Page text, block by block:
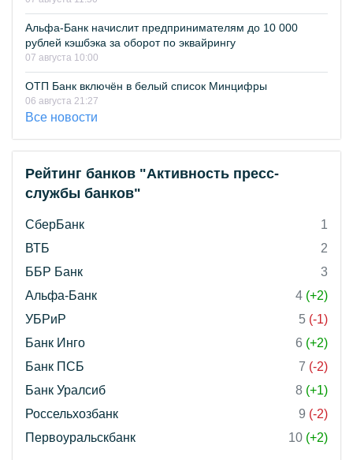
Альфа-Банк начислит предпринимателям до 10 000
рублей кэшбэка за оборот по эквайрингу
07 августа 10:00
ОТП Банк включён в белый список Минцифры
06 августа 21:27
Все новости
Рейтинг банков "Активность пресс-
службы банков"
СберБанк
1
ВТБ
2
ББР Банк
3
Альфа-Банк
4 (+2)
УБРиР
5 (-1)
Банк Инго
6 (+2)
Банк ПСБ
7 (-2)
Банк Уралсиб
8 (+1)
Россельхозбанк
9 (-2)
Первоуральскбанк
10 (+2)